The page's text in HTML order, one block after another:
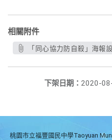
相關附件
「同心協力防自殺」海報
下架日期： 2020-
桃園市立福豐國民中學Taoyuan